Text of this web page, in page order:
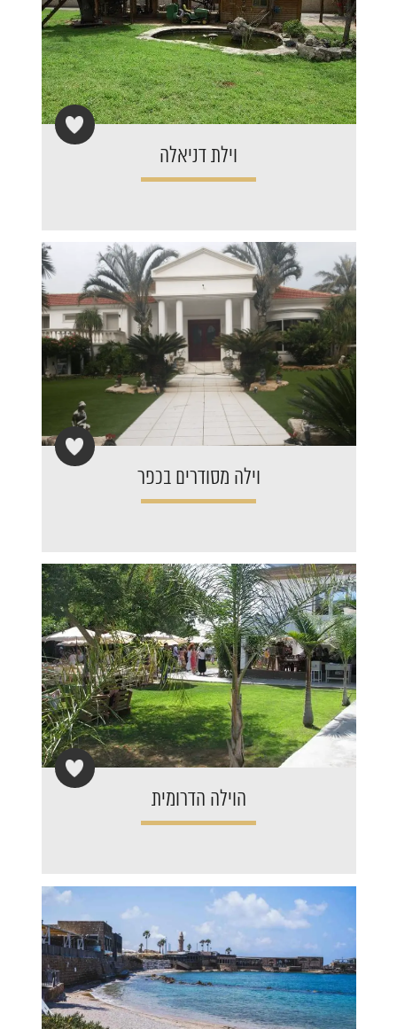
וילת דניאלה
וילה מסודרים בכפר
הוילה הדרומית